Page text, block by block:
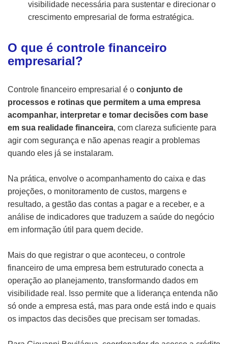
visibilidade necessária para sustentar e direcionar o
crescimento empresarial de forma estratégica.
O que é controle financeiro
empresarial?
Controle financeiro empresarial é o conjunto de
processos e rotinas que permitem a uma empresa
acompanhar, interpretar e tomar decisões com base
em sua realidade financeira, com clareza suficiente para
agir com segurança e não apenas reagir a problemas
quando eles já se instalaram.
Na prática, envolve o acompanhamento do caixa e das
projeções, o monitoramento de custos, margens e
resultado, a gestão das contas a pagar e a receber, e a
análise de indicadores que traduzem a saúde do negócio
em informação útil para quem decide.
Mais do que registrar o que aconteceu, o controle
financeiro de uma empresa bem estruturado conecta a
operação ao planejamento, transformando dados em
visibilidade real. Isso permite que a liderança entenda não
só onde a empresa está, mas para onde está indo e quais
os impactos das decisões que precisam ser tomadas.